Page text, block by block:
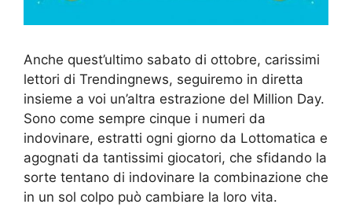
Anche quest’ultimo sabato di ottobre, carissimi
lettori di Trendingnews, seguiremo in diretta
insieme a voi un’altra estrazione del Million Day.
Sono come sempre cinque i numeri da
indovinare, estratti ogni giorno da Lottomatica e
agognati da tantissimi giocatori, che sfidando la
sorte tentano di indovinare la combinazione che
in un sol colpo può cambiare la loro vita.